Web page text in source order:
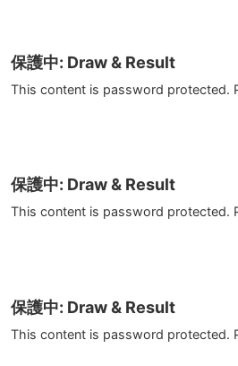
保護中: Draw & Result
This content is password protected.
保護中: Draw & Result
This content is password protected.
保護中: Draw & Result
This content is password protected.